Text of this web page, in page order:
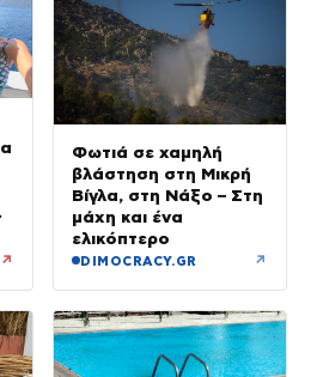
↗
Φωτιά σε χαμηλή
βλάστηση στη Μικρή
Βίγλα, στη Νάξο – Στη
μάχη και ένα
ελικόπτερο
DIMOCRACY.GR ↗